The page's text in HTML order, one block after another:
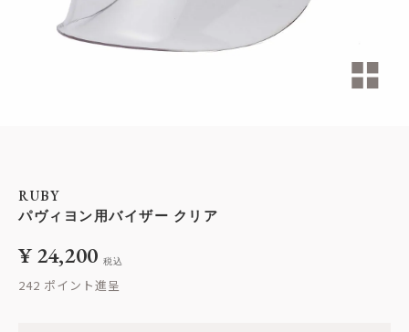
RUBY
パヴィヨン用バイザー クリア
¥24,200 税込
242